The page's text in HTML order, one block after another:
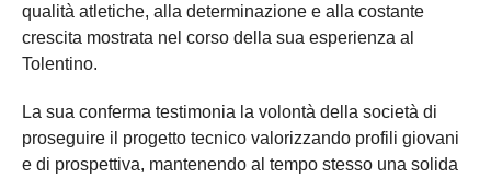
qualità atletiche, alla determinazione e alla costante
crescita mostrata nel corso della sua esperienza al
Tolentino.
La sua conferma testimonia la volontà della società di
proseguire il progetto tecnico valorizzando profili giovani
e di prospettiva, mantenendo al tempo stesso una solida